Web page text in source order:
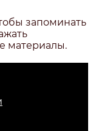
запоминать
материалы.